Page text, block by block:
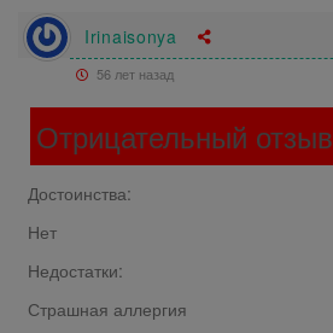
Irinaisonya
56 лет назад
Отрицательный отзыв
Достоинства:
Нет
Недостатки:
Страшная аллергия